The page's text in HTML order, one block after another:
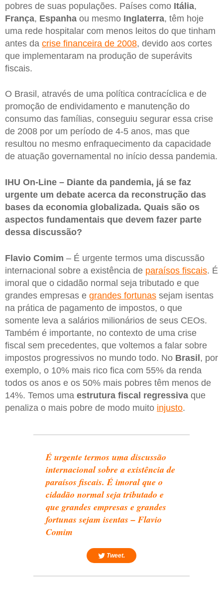
pobres de suas populações. Países como Itália,
França, Espanha ou mesmo Inglaterra, têm hoje
uma rede hospitalar com menos leitos do que tinham
antes da crise financeira de 2008, devido aos cortes
que implementaram na produção de superávits
fiscais.
O Brasil, através de uma política contracíclica e de
promoção de endividamento e manutenção do
consumo das famílias, conseguiu segurar essa crise
de 2008 por um período de 4-5 anos, mas que
resultou no mesmo enfraquecimento da capacidade
de atuação governamental no início dessa pandemia.
IHU On-Line – Diante da pandemia, já se faz
urgente um debate acerca da reconstrução das
bases da economia globalizada. Quais são os
aspectos fundamentais que devem fazer parte
dessa discussão?
Flavio Comim – É urgente termos uma discussão
internacional sobre a existência de paraísos fiscais. É
imoral que o cidadão normal seja tributado e que
grandes empresas e grandes fortunas sejam isentas
na prática de pagamento de impostos, o que
somente leva a salários milionários de seus CEOs.
Também é importante, no contexto de uma crise
fiscal sem precedentes, que voltemos a falar sobre
impostos progressivos no mundo todo. No Brasil, por
exemplo, o 10% mais rico fica com 55% da renda
todos os anos e os 50% mais pobres têm menos de
14%. Temos uma estrutura fiscal regressiva que
penaliza o mais pobre de modo muito injusto.
É urgente termos uma discussão
internacional sobre a existência de
paraísos fiscais. É imoral que o
cidadão normal seja tributado e
que grandes empresas e grandes
fortunas sejam isentas – Flavio
Comim
Tweet.